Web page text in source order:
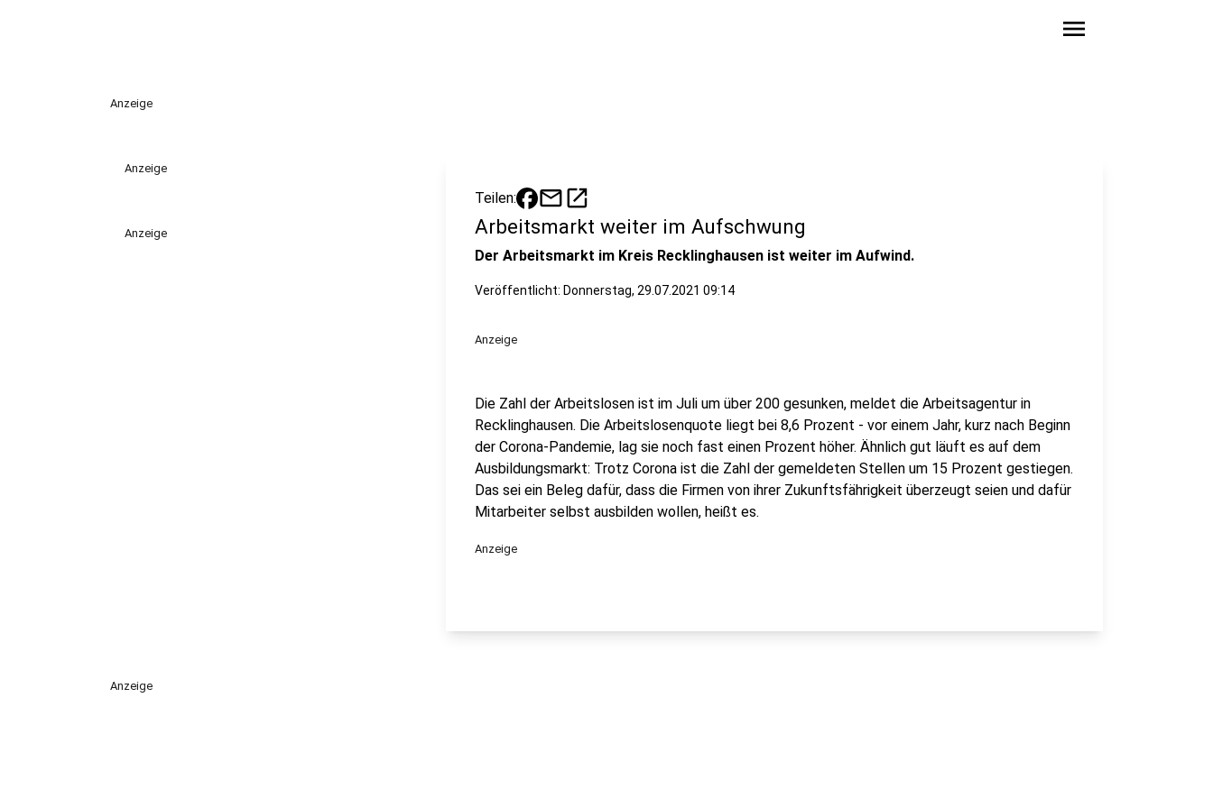
menu
Anzeige
Anzeige
Anzeige
Teilen: mailopen_in_new
Arbeitsmarkt weiter im Aufschwung
Der Arbeitsmarkt im Kreis Recklinghausen ist weiter im Aufwind.
Veröffentlicht: Donnerstag, 29.07.2021 09:14
Anzeige
Die Zahl der Arbeitslosen ist im Juli um über 200 gesunken, meldet die Arbeitsagentur in
Recklinghausen. Die Arbeitslosenquote liegt bei 8,6 Prozent - vor einem Jahr, kurz nach Beginn
der Corona-Pandemie, lag sie noch fast einen Prozent höher. Ähnlich gut läuft es auf dem
Ausbildungsmarkt: Trotz Corona ist die Zahl der gemeldeten Stellen um 15 Prozent gestiegen.
Das sei ein Beleg dafür, dass die Firmen von ihrer Zukunftsfährigkeit überzeugt seien und dafür
Mitarbeiter selbst ausbilden wollen, heißt es.
Anzeige
Anzeige